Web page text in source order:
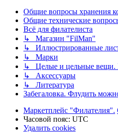
Общие вопросы хранения
Общие технические
Всё для филателиста
↳ Магазин "FilMan"
↳ Иллюстрированные
↳ Марки
↳ Целые и цельные вещи.
↳ Аксессуары
↳ Литература
Забегаловка. Флудить
Маркетплейс "Филателия".
Часовой пояс: UTC
Удалить cookies